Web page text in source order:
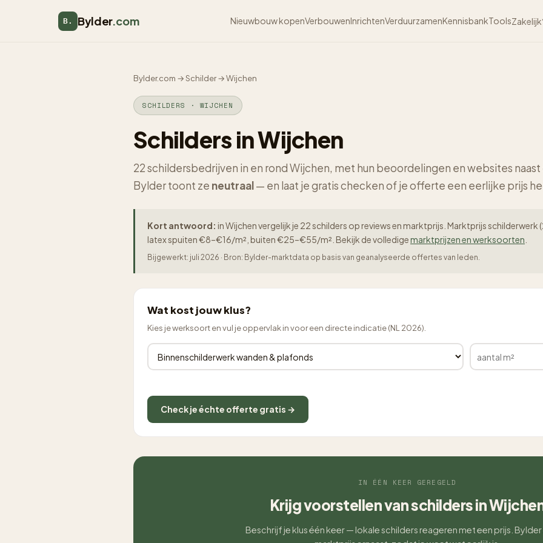
B. Bylder.com Nieuwbouw kopenVerbouwenInrichtenVerduurzamenKennisbankToolsZakelijk
Bylder.com →Schilder→Wijchen
SCHILDERS · WIJCHEN
Schilders in Wijchen
22 schildersbedrijven in en rond Wijchen, met hun beoordelingen en websites naast
Bylder toont ze neutraal— en laat je gratis checken of je offerte een eerlijke prijs
Kort antwoord: in Wijchen vergelijk je 22 schilders op reviews en marktprijs. Marktprijs
latex spuiten €8–€16/m², buiten €25–€55/m². Bekijk de volledigemarktprijzen en werksoorten
Bijgewerkt: juli 2026 · Bron: Bylder-marktdata op basis van geanalyseerde offertes van leden.
Wat kost jouw klus?
Kies je werksoort en vul je oppervlak in voor een directe indicatie (NL 2026).
Check je échte offerte gratis →
IN ÉÉN KEER GEREGELD
Krijg voorstellen van schilders in
Beschrijf je klus één keer — lokale schilders reageren met een prijs.